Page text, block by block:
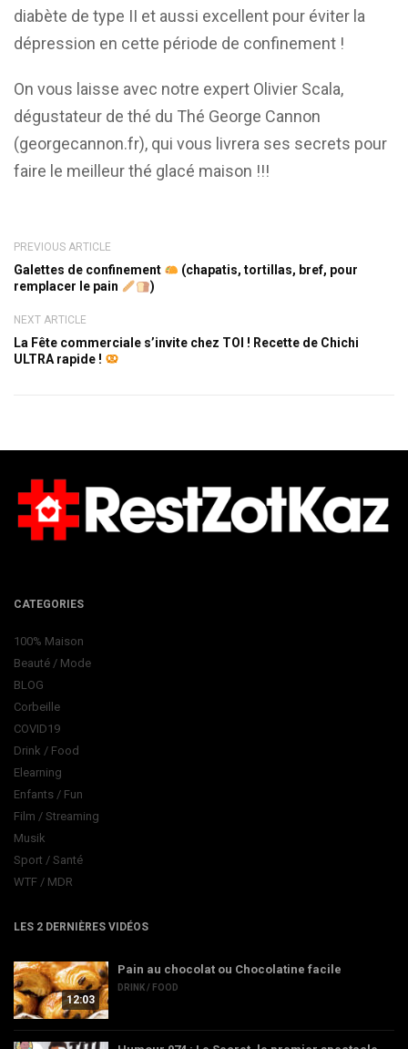
diabète de type II et aussi excellent pour éviter la
dépression en cette période de confinement !
On vous laisse avec notre expert Olivier Scala,
dégustateur de thé du Thé George Cannon
(georgecannon.fr), qui vous livrera ses secrets pour
faire le meilleur thé glacé maison !!!
PREVIOUS ARTICLE
Galettes de confinement
(chapatis, tortillas, bref, pour
remplacer le pain
)
NEXT ARTICLE
La Fête commerciale s’invite chez TOI ! Recette de Chichi
ULTRA rapide !
CATEGORIES
100% Maison
Beauté / Mode
BLOG
Corbeille
COVID19
Drink / Food
Elearning
Enfants / Fun
Film / Streaming
Musik
Sport / Santé
WTF / MDR
LES 2 DERNIÈRES VIDÉOS
12:03
Pain au chocolat ou Chocolatine facile
DRINK / FOOD